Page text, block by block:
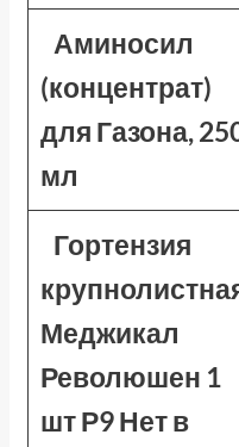
Аминосил
(концентрат)
для Газона,
мл
Гортензия
Меджикал
Революшен 1
шт Р9 Нет в